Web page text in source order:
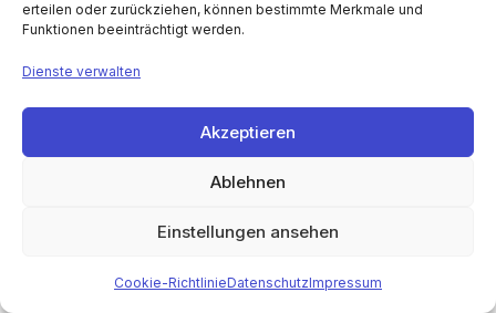
erteilen oder zurückziehen, können bestimmte Merkmale und
Funktionen beeinträchtigt werden.
Dienste verwalten
Akzeptieren
Ablehnen
Einstellungen ansehen
Cookie-RichtlinieDatenschutzImpressum
die Wahrung der Rechte des Verantwortlichen und
fördern Verwaltungsaufgaben sowie die
Organisation des Unternehmens.
weitergegeben werden, sofern dies zur Erfüllung
der genannten Zwecke oder gesetzlicher
gesetzlicher Aufbewahrungsfristen oder wenn der
gelöscht. Dies umfasst auch Daten, die aufgrund